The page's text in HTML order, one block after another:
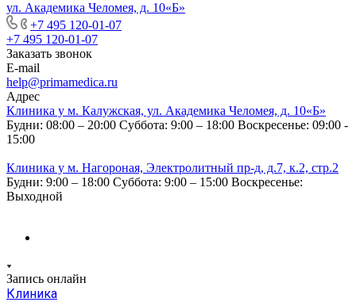
ул. Академика Челомея, д. 10«Б»
+7 495 120-01-07
+7 495 120-01-07
Заказать звонок
E-mail
help@primamedica.ru
Адрес
Клиника у м. Калужская, ул. Академика Челомея, д. 10«Б»
Будни: 08:00 – 20:00 Суббота: 9:00 – 18:00 Воскресенье: 09:00 -
15:00
Клиника у м. Нагороная, Электролитный пр-д, д.7, к.2, стр.2
Будни: 9:00 – 18:00 Суббота: 9:00 – 15:00 Воскресенье:
Выходной
Запись онлайн
Клиника